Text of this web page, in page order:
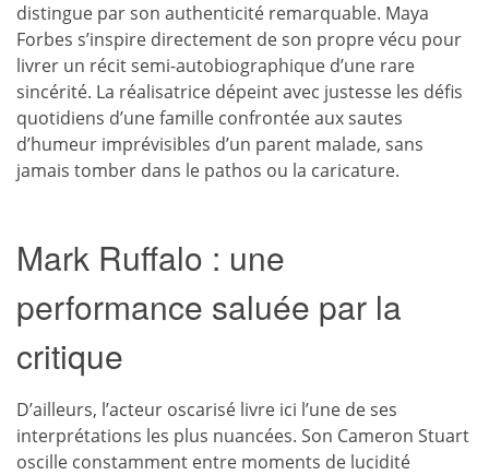
distingue par son authenticité remarquable. Maya
Forbes s’inspire directement de son propre vécu pour
livrer un récit semi-autobiographique d’une rare
sincérité. La réalisatrice dépeint avec justesse les défis
quotidiens d’une famille confrontée aux sautes
d’humeur imprévisibles d’un parent malade, sans
jamais tomber dans le pathos ou la caricature.
Mark Ruffalo : une
performance saluée par la
critique
D’ailleurs, l’acteur oscarisé livre ici l’une de ses
interprétations les plus nuancées. Son Cameron Stuart
oscille constamment entre moments de lucidité